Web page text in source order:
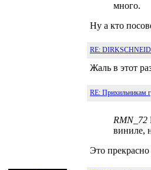
много.
Ну а кто
RE:
Жаль в этот
RE: Прихильникам
RMN_72
виниле,
Это прекрасно